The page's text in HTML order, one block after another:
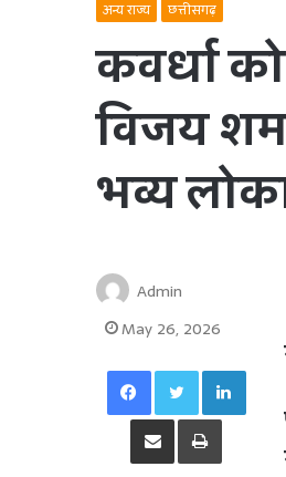
अन्य राज्य छत्तीसगढ़
कवर्धा
विजय
भव्य
Admin
May 26, 2026
Facebook Twitter LinkedIn
Share via Email Print